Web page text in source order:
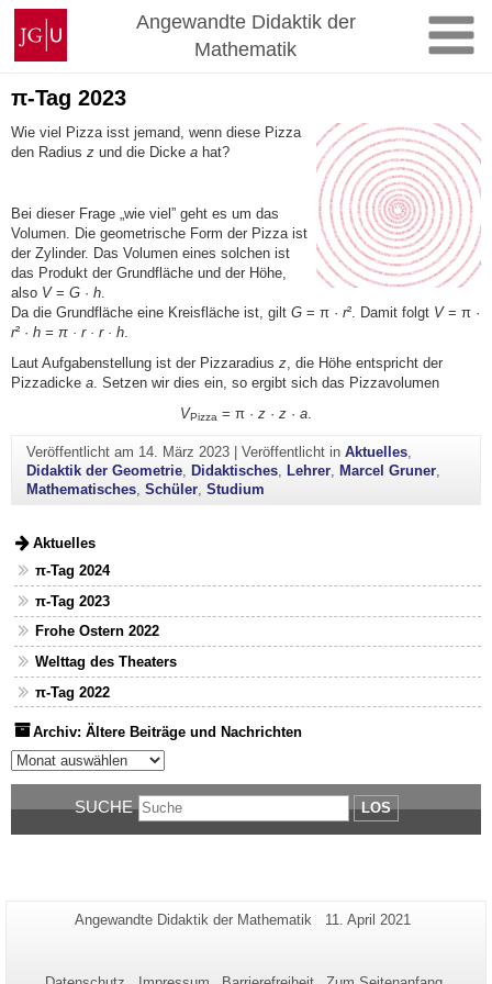
Zum
Inhalt
springen
Johannes
Gutenberg-
Universität
Mainz
Angewandte Didaktik der
Mathematik
π-Tag 2023
Wie viel Pizza isst jemand, wenn diese Pizza
den Radius z und die Dicke a hat?
Bei dieser Frage „wie viel” geht es um das
Volumen. Die geometrische Form der Pizza ist
der Zylinder. Das Volumen eines solchen ist
das Produkt der Grundfläche und der Höhe,
also V = G · h
Da die Grundfläche eine Kreisfläche ist, gilt G = π · r². Damit folgt V = π ·
r² · h = π · r · r · h
Laut Aufgabenstellung ist der Pizzaradius z , die Höhe entspricht der
Pizzadicke a . Setzen wir dies ein, so ergibt sich das Pizzavolumen
VPizza = π · z · z · a
Veröffentlicht am 14. März 2023| Veröffentlicht in Aktuelles,
Didaktik der Geometrie, Didaktisches, Lehrer, Marcel Gruner,
Mathematisches, Schüler, Studium
Aktuelles
π-Tag 2024
π-Tag 2023
Frohe Ostern 2022
Welttag des Theaters
π-Tag 2022
Archiv: Ältere Beiträge und Nachrichten
Archiv: Ältere Beiträge und Nachrichten
SUCHE LOS
Zusätzliche
Seiten-
Angewandte Didaktik der Mathematik
Letzte
11. April 2021